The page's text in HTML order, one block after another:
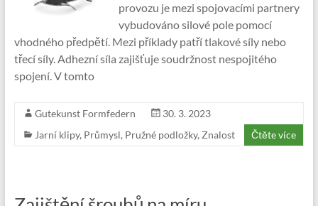
provozu je mezi spojovacími partnery
vybudováno silové pole pomocí
vhodného předpětí. Mezi příklady patří tlakové síly nebo
třecí síly. Adhezní síla zajišťuje soudržnost nespojitého
spojení. V tomto
Gutekunst Formfedern
30. 3. 2023
Jarní klipy, Průmysl, Pružné podložky, Znalost Čtěte více